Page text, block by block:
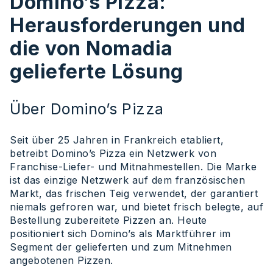
Herausforderungen und
die von Nomadia
gelieferte Lösung
Über Domino’s Pizza
Seit über 25 Jahren in Frankreich etabliert,
betreibt Domino’s Pizza ein Netzwerk von
Franchise-Liefer- und Mitnahmestellen. Die Marke
ist das einzige Netzwerk auf dem französischen
Markt, das frischen Teig verwendet, der garantiert
niemals gefroren war, und bietet frisch belegte, auf
Bestellung zubereitete Pizzen an. Heute
positioniert sich Domino’s als Marktführer im
Segment der gelieferten und zum Mitnehmen
angebotenen Pizzen.